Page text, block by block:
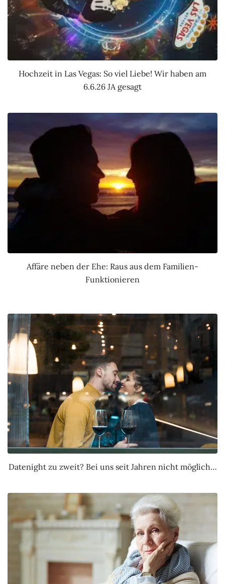
Hochzeit in Las Vegas: So viel Liebe! Wir haben am
6.6.26 JA gesagt
Affäre neben der Ehe: Raus aus dem Familien-
Funktionieren
Datenight zu zweit? Bei uns seit Jahren nicht möglich…